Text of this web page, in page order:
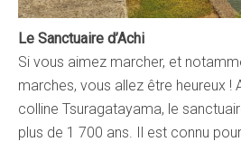
Le Sanctuaire d’Achi
Si vous aimez marcher, et
marches, vous allez être heureux !
colline Tsuragatayama, le
plus de 1 700 ans. Il est connu